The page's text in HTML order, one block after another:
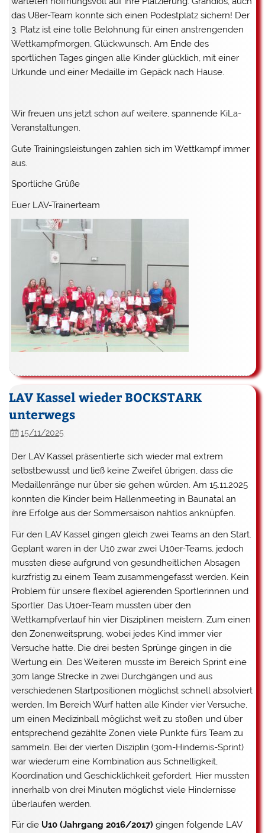
das U8er-Team konnte sich einen Podestplatz sichern! Der
3. Platz ist eine tolle Belohnung für einen anstrengenden
Wettkampfmorgen, Glückwunsch. Am Ende des
sportlichen Tages gingen alle Kinder glücklich, mit einer
Urkunde und einer Medaille im Gepäck nach Hause.
Wir freuen uns jetzt schon auf weitere, spannende KiLa-
Veranstaltungen.
Gute Trainingsleistungen zahlen sich im Wettkampf immer
aus.
Sportliche Grüße
Euer LAV-Trainerteam
LAV Kassel wieder BOCKSTARK
unterwegs
15/11/2025
Der LAV Kassel präsentierte sich wieder mal extrem
selbstbewusst und ließ keine Zweifel übrigen, dass die
Medaillenränge nur über sie gehen würden. Am 15.11.2025
konnten die Kinder beim Hallenmeeting in Baunatal an
ihre Erfolge aus der Sommersaison nahtlos anknüpfen.
Für den LAV Kassel gingen gleich zwei Teams an den Start.
Geplant waren in der U10 zwar zwei U10er-Teams, jedoch
mussten diese aufgrund von gesundheitlichen Absagen
kurzfristig zu einem Team zusammengefasst werden. Kein
Problem für unsere flexibel agierenden Sportlerinnen und
Sportler. Das U10er-Team mussten über den
Wettkampfverlauf hin vier Disziplinen meistern. Zum einen
den Zonenweitsprung, wobei jedes Kind immer vier
Versuche hatte. Die drei besten Sprünge gingen in die
Wertung ein. Des Weiteren musste im Bereich Sprint eine
30m lange Strecke in zwei Durchgängen und aus
verschiedenen Startpositionen möglichst schnell absolviert
werden. Im Bereich Wurf hatten alle Kinder vier Versuche,
um einen Medizinball möglichst weit zu stoßen und über
entsprechend gezählte Zonen viele Punkte fürs Team zu
sammeln. Bei der vierten Disziplin (30m-Hindernis-Sprint)
war wiederum eine Kombination aus Schnelligkeit,
Koordination und Geschicklichkeit gefordert. Hier mussten
innerhalb von drei Minuten möglichst viele Hindernisse
überlaufen werden.
Für die U10 (Jahrgang 2016/2017) gingen folgende LAV